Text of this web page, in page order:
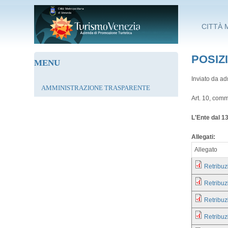
Salta al contenuto principale
CITTÀ
MENU
AMMINISTRAZIONE TRASPARENTE
Inviato da
Art. 10,
L'Ente dal
Allegati:
Allegato